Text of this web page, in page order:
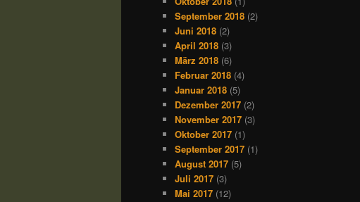
September 2018 (2)
Juni 2018 (2)
April 2018 (3)
März 2018 (6)
Februar 2018 (4)
Januar 2018 (5)
Dezember 2017 (2)
November 2017 (3)
Oktober 2017 (1)
September 2017 (1)
August 2017 (5)
Juli 2017 (3)
Mai 2017 (12)